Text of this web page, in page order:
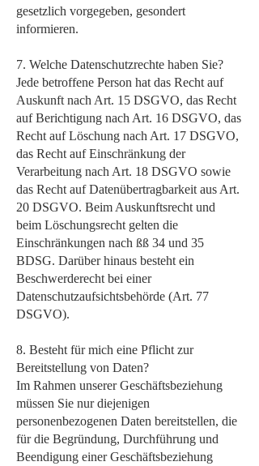
gesetzlich vorgegeben, gesondert
informieren.
7. Welche Datenschutzrechte haben Sie?
Jede betroffene Person hat das Recht auf
Auskunft nach Art. 15 DSGVO, das Recht
auf Berichtigung nach Art. 16 DSGVO, das
Recht auf Löschung nach Art. 17 DSGVO,
das Recht auf Einschränkung der
Verarbeitung nach Art. 18 DSGVO sowie
das Recht auf Datenübertragbarkeit aus Art.
20 DSGVO. Beim Auskunftsrecht und
beim Löschungsrecht gelten die
Einschränkungen nach ßß 34 und 35
BDSG. Darüber hinaus besteht ein
Beschwerderecht bei einer
Datenschutzaufsichtsbehörde (Art. 77
DSGVO).
8. Besteht für mich eine Pflicht zur
Bereitstellung von Daten?
Im Rahmen unserer Geschäftsbeziehung
müssen Sie nur diejenigen
personenbezogenen Daten bereitstellen, die
für die Begründung, Durchführung und
Beendigung einer Geschäftsbeziehung